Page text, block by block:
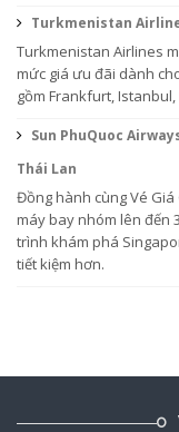
Turkmenistan
Turkmenistan Airlines
mức giá ưu đãi dành
gồm Frankfurt,
Sun PhuQuoc
Thái Lan
Đồng hành cùng Vé
máy bay nhóm lên đến
trình khám phá
tiết kiệm hơn.